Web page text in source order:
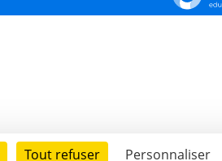
Tout refuser Personnaliser